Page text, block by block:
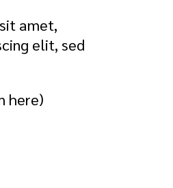
amet,
elit, sed
here)